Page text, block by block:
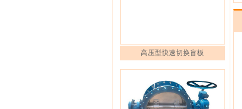
高压型快速切换盲板